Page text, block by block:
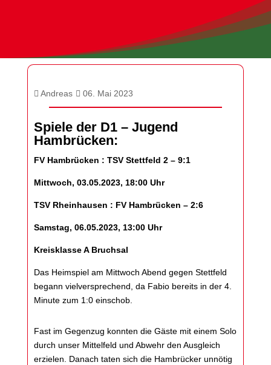
Andreas 06. Mai 2023
Spiele der D1 – Jugend
Hambrücken:
FV Hambrücken : TSV Stettfeld 2 – 9:1
Mittwoch, 03.05.2023, 18:00 Uhr
TSV Rheinhausen : FV Hambrücken – 2:6
Samstag, 06.05.2023, 13:00 Uhr
Kreisklasse A Bruchsal
Das Heimspiel am Mittwoch Abend gegen Stettfeld
begann vielversprechend, da Fabio bereits in der 4.
Minute zum 1:0 einschob.
Fast im Gegenzug konnten die Gäste mit einem Solo
durch unser Mittelfeld und Abwehr den Ausgleich
erzielen. Danach taten sich die Hambrücker unnötig